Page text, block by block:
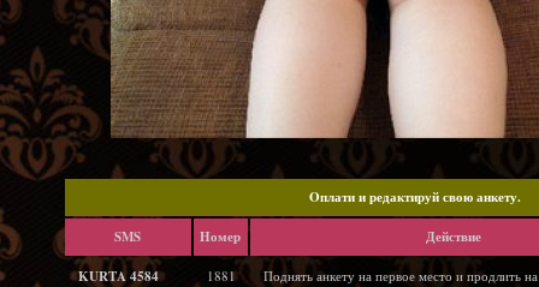
Oплати и редактируй свою анкету.
SMS Hомер Действие
KURTA 4584 1881 Поднять анкету на первое место и продлить